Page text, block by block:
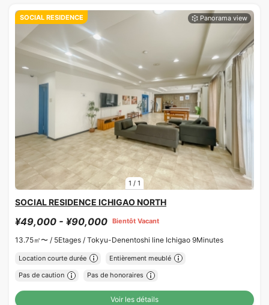
1 / 1
SOCIAL RESIDENCE
SOCIAL RESIDENCE ICHIGAO NORTH
¥49,000 - ¥90,000 Bientôt Vacant
13.75㎡〜 / 5Etages / Tokyu-Denentoshi line Ichigao 9Minutes
Location courte durée Entièrement meublé
Pas de caution Pas de honoraires
Voir les détails